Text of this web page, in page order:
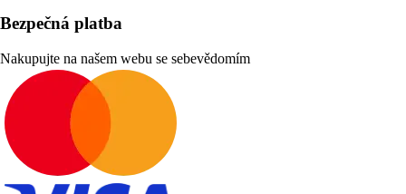
Bezpečná platba
Nakupujte na našem webu se sebevědomím